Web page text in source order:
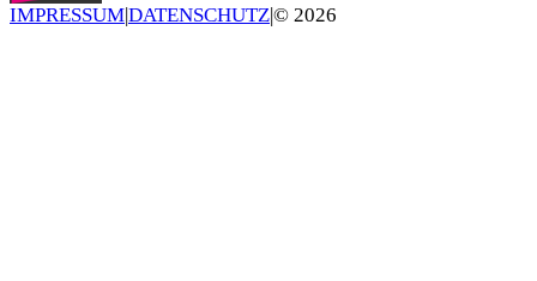
IMPRESSUM|DATENSCHUTZ|© 2026